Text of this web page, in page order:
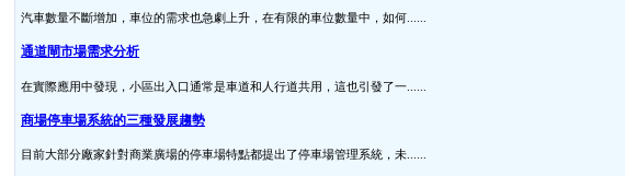
汽車數量不斷增加，車位的需求也急劇上升，在有限的車位數量中，如何......
通道閘市場需求分析
在實際應用中發現，小區出入口通常是車道和人行道共用，這也引發了一......
商場停車場系統的三種發展趨勢
目前大部分廠家針對商業廣場的停車場特點都提出了停車場管理系統，未......